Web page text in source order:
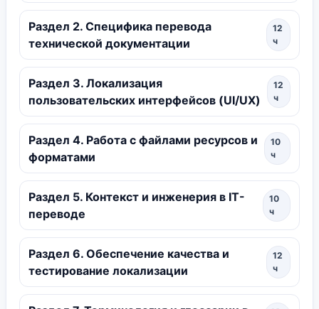
Раздел 2. Специфика перевода
технической документации
12
ч
Раздел 3. Локализация
пользовательских интерфейсов (UI/UX)
12
ч
Раздел 4. Работа с файлами ресурсов и
форматами
10
ч
Раздел 5. Контекст и инженерия в IT-
переводе
10
ч
Раздел 6. Обеспечение качества и
тестирование локализации
12
ч